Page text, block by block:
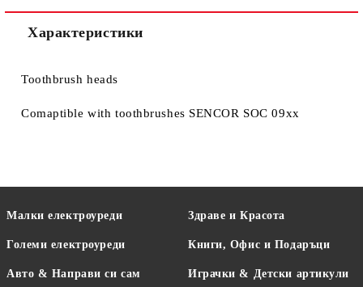
Характеристики
Toothbrush heads
Comaptible with toothbrushes SENCOR SOC 09xx
Малки електроуреди
Големи електроуреди
Авто & Направи си сам
Здраве и Красота
Книги, Офис и Подаръци
Играчки & Детски артикули